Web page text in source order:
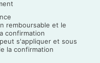
remboursable et le
confirmation
s'appliquer et sous
la confirmation